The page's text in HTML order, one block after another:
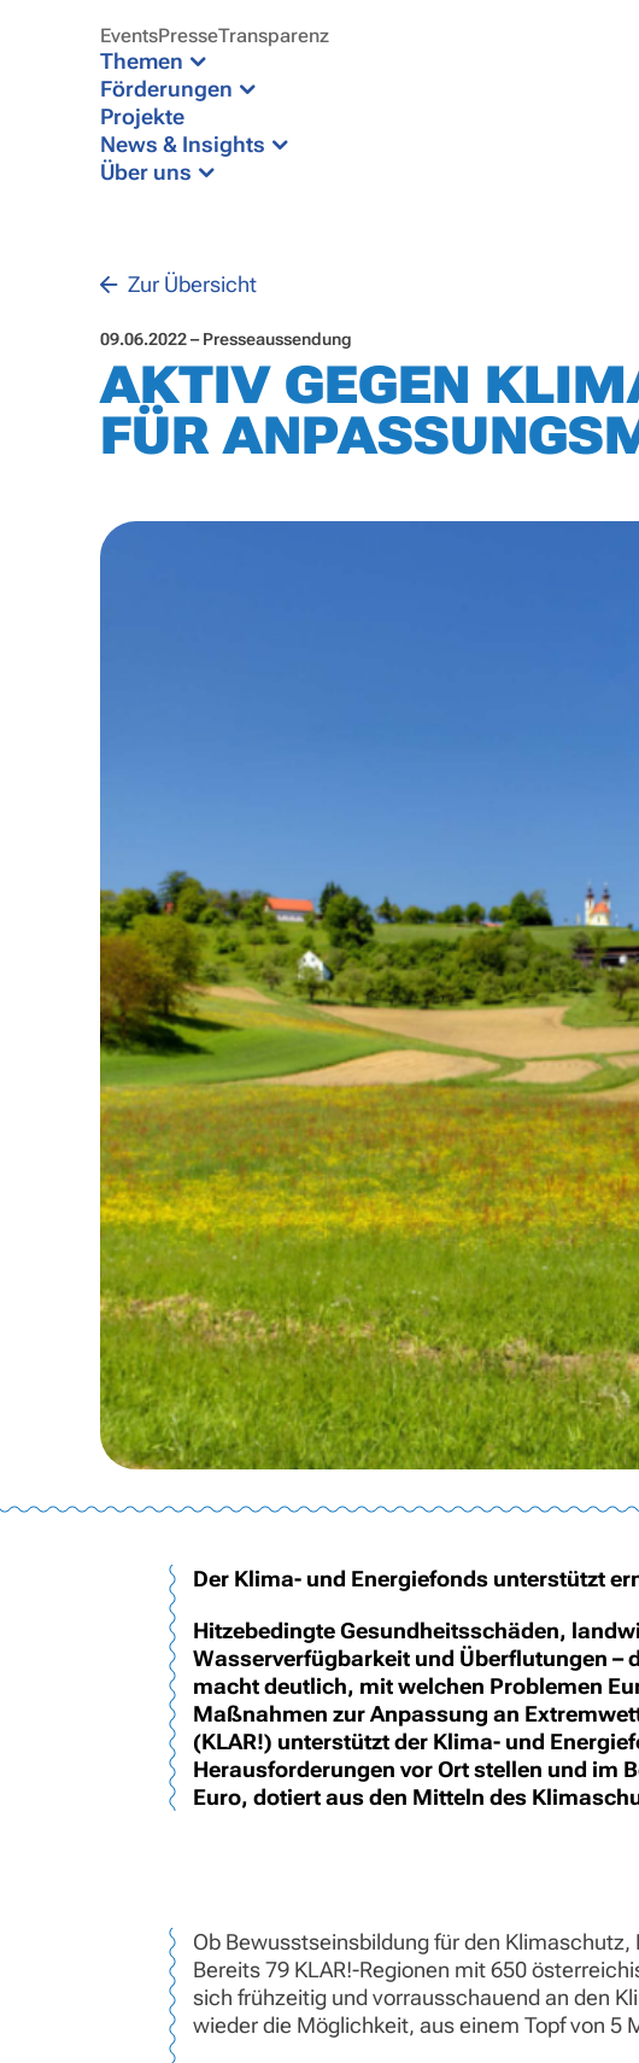
EventsPresseTransparenz
Themen
Förderungen
Projekte
News & Insights
Über uns
Zur Übersicht
09.06.2022 – Presseaussendung
AKTIV GEGEN
FÜR
Der Klima- und Energiefonds unterstützt
Hitzebedingte Gesundheitsschäden,
Wasserverfügbarkeit und Überflutungen –
macht deutlich, mit welchen Problemen
Maßnahmen zur Anpassung an
(KLAR!) unterstützt der Klima- und
Herausforderungen vor Ort stellen und im
Euro, dotiert aus den Mitteln des
Ob Bewusstseinsbildung für den
Bereits 79 KLAR!-Regionen mit 650
sich frühzeitig und vorrausschauend an den
wieder die Möglichkeit, aus einem Topf von 5